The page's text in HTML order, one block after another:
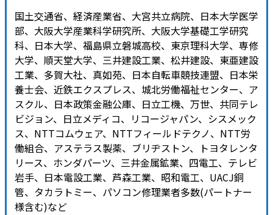
国土交通省、経済産業省、大宮共立病院、日本大学医学
部、大阪大学産業科学研究所、大阪大学基礎工学研究
科、日本大学、福島県立磐城高校、東京理科大学、専修
大学、順天堂大学、三井建設工業、松井建設、東亜建設
工業、多賀大社、真如苑、日本自転車競技連盟、日本栄
養士会、近鉄エクスプレス、城北労働福祉センター、ア
スクル、日本政策金融公庫、日立工機、万世、共同テレ
ビジョン、日立メディコ、リコージャパン、シスメック
ス、NTTコムウェア、NTTフィールドテクノ、NTT労
働組合、アステラス製薬、ブリヂストン、トヨタレンタ
リース、ホンダパーツ、三井金属鉱業、四電工、テレビ
岩手、日本電設工業、芦森工業、昭和電工、UACJ銅
管、タカラトミー、パソコン修理業者多数(パートナー
様含む)など